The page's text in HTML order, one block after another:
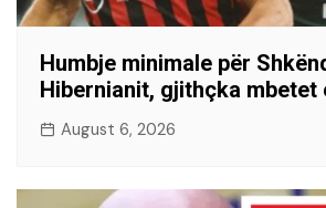
Humbje minimale për
Hibernianit, gjithçka mbetet
August 6, 2026